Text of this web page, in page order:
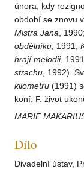
února, kdy
období se znovu
Mistra Jana , 1990;
obdélníku , 1991;
hrají melodii,
strachu , 1992).
kilometru (1991)
koní. F. život
MARIE
Dílo
Divadelní ústav,